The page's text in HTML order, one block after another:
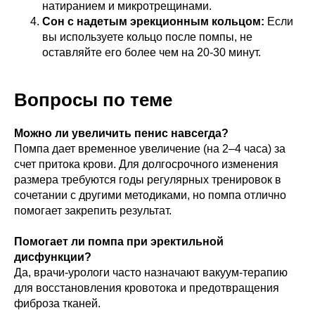
натиранием и микротрещинами.
Сон с надетым эрекционным кольцом: Если
вы используете кольцо после помпы, не
оставляйте его более чем на 20-30 минут.
Вопросы по теме
Можно ли увеличить пенис навсегда?
Помпа дает временное увеличение (на 2–4 часа) за
счет притока крови. Для долгосрочного изменения
размера требуются годы регулярных тренировок в
сочетании с другими методиками, но помпа отлично
помогает закрепить результат.
Помогает ли помпа при эректильной
дисфункции?
Да, врачи-урологи часто назначают вакуум-терапию
для восстановления кровотока и предотвращения
фиброза тканей.